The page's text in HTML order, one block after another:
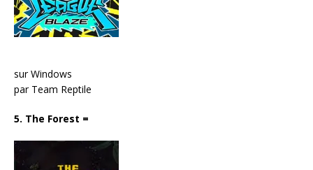
sur Windows
par Team Reptile
5. The Forest =